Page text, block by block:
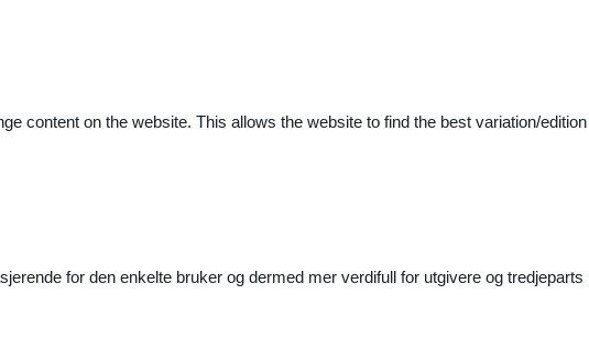
content on the website. This allows the website to find the best variation/edition
for den enkelte bruker og dermed mer verdifull for utgivere og tredjeparts